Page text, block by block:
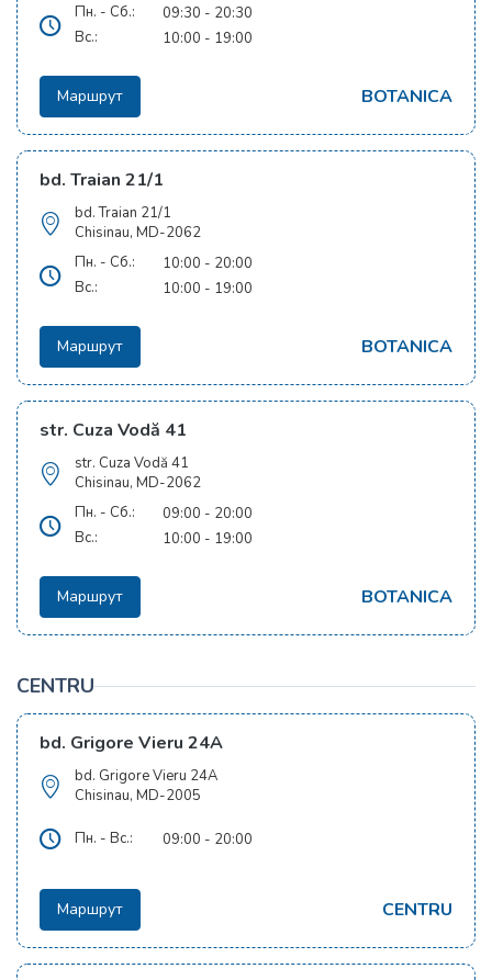
Пн. - Сб.:
09:30 - 20:30
Вс.:
10:00 - 19:00
BOTANICA
Маршрут
bd. Traian 21/1
bd. Traian 21/1
Chisinau, MD-2062
Пн. - Сб.:
10:00 - 20:00
Вс.:
10:00 - 19:00
BOTANICA
Маршрут
str. Cuza Vodă 41
str. Cuza Vodă 41
Chisinau, MD-2062
Пн. - Сб.:
09:00 - 20:00
Вс.:
10:00 - 19:00
BOTANICA
Маршрут
CENTRU
bd. Grigore Vieru 24A
bd. Grigore Vieru 24A
Chisinau, MD-2005
Пн. - Вс.: 09:00 - 20:00
CENTRU
Маршрут